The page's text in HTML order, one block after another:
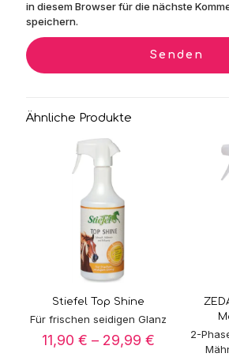
in diesem Browser für die nächste
speichern.
Ähnliche Produkte
Stiefel Top Shine
Für frischen seidigen Glanz
11,90€ – 29,99€
2-